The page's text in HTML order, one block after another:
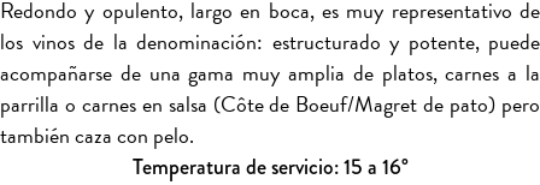
Redondo y opulento, largo en boca, es muy representativo de
los vinos de la denominación: estructurado y potente, puede
acompañarse de una gama muy amplia de platos, carnes a la
parrilla o carnes en salsa (Côte de Boeuf/Magret de pato) pero
también caza con pelo.
Temperatura de servicio: 15 a 16°